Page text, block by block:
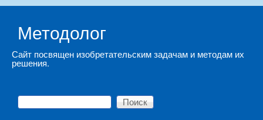
Методолог
Сайт посвящен изобретательским задачам и методам их
решения.
Форма поиска
Поиск